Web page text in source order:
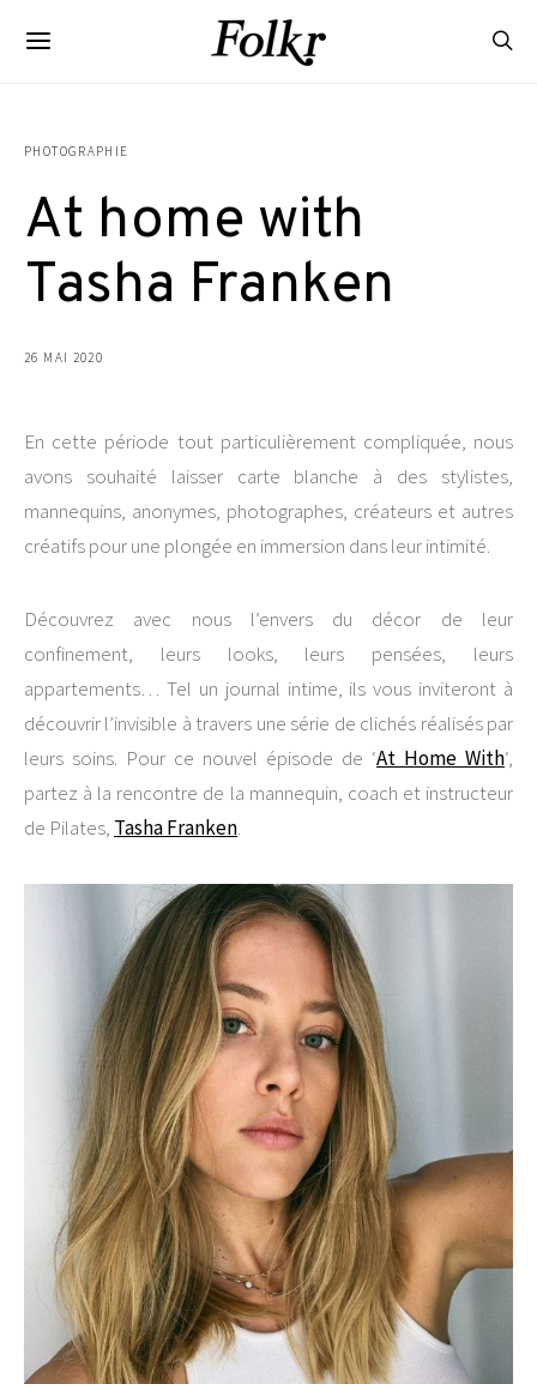
PHOTOGRAPHIE
At home with
Tasha Franken
26 MAI 2020
En cette période tout particulièrement compliquée, nous
avons souhaité laisser carte blanche à des stylistes,
mannequins, anonymes, photographes, créateurs et autres
créatifs pour une plongée en immersion dans leur intimité.
Découvrez avec nous l’envers du décor de leur
confinement, leurs looks, leurs pensées, leurs
appartements… Tel un journal intime, ils vous inviteront à
découvrir l’invisible à travers une série de clichés réalisés par
leurs soins. Pour ce nouvel épisode de ‘At Home With‘,
partez à la rencontre de la mannequin, coach et instructeur
de Pilates, Tasha Franken.